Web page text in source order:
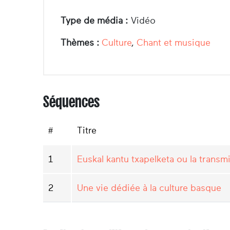
Type de média : Vidéo
Thèmes : Culture, Chant et musique
Séquences
# Titre
1 Euskal kantu txapelketa ou la
2 Une vie dédiée à la culture basque